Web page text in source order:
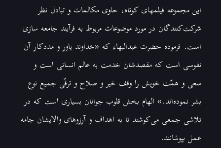
این مجموعه فیلمهای کوتاه، حاوی مکالمات و تبادل نظر
شرکت‌کنندگان در مورد موضوعات مربوط به فرآیند جامعه سازی
است. فرموده حضرت عبدالبهاء که «خداوند یاور و مددکار آن
نفوسی است که مقصدشان خدمت به عالم انسانی است و
سعی و همّت خویش را وقف خیر و صلاح و ترقّی جمیع نوع
بشر نموده‌اند.» الهام بخش قلوب جوانان بسیاری است که در
تلاشی جمعی می‌کوشند تا به اهداف و آرزوهای والایشان جامه
عمل بپوشانند.